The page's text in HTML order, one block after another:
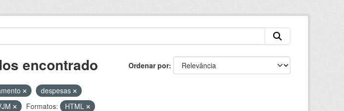
Ordenar por
encontrado
despesas
Formatos: HTML